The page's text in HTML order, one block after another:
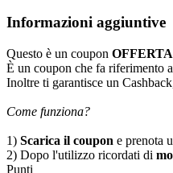
Informazioni aggiuntive
Questo è un coupon OFFERTA
È un coupon che fa riferimento
Inoltre ti garantisce un
Come funziona?
1) Scarica il coupon e prenota
2) Dopo l'utilizzo ricordati di
Punti